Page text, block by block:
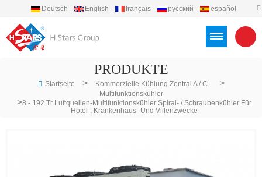
Deutsch English français русский
español
PRODUKTE
Startseite > Kommerzielle Kühlung Zentral A / C >
Multifunktionskühler
>8 - 192 Tr Luftquellen-Multifunktionskühler Spiral- / Schraubenkühler Für
Hotel-, Krankenhaus- Und Villenzwecke